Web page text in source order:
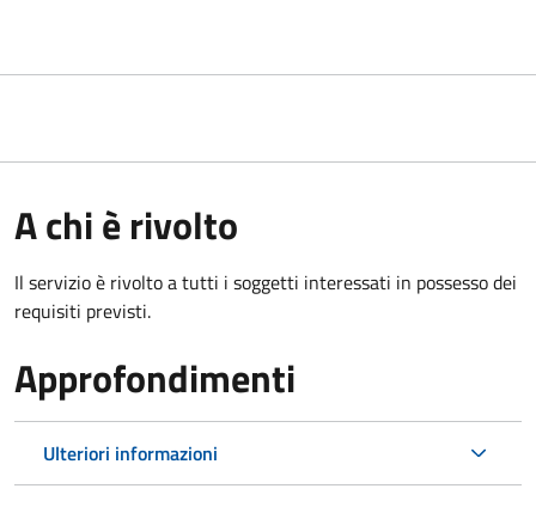
A chi è rivolto
Il servizio è rivolto a tutti i soggetti interessati in possesso dei
requisiti previsti.
Approfondimenti
Ulteriori informazioni